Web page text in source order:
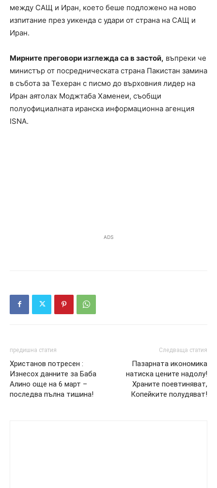
между САЩ и Иран, което беше подложено на ново
изпитание през уикенда с удари от страна на САЩ и
Иран.
Мирните преговори изглежда са в застой, въпреки че
министър от посредническата страна Пакистан замина
в събота за Техеран с писмо до върховния лидер на
Иран аятолах Моджтаба Хаменеи, съобщи
полуофициалната иранска информационна агенция
ISNA.
ADS
предишна статия
Христанов потресен :
Изнесох данните за Баба
Алино още на 6 март –
последва пълна тишина!
Следваща статия
Пазарната икономика
натиска цените надолу!
Храните поевтиняват,
Копейките полудяват!